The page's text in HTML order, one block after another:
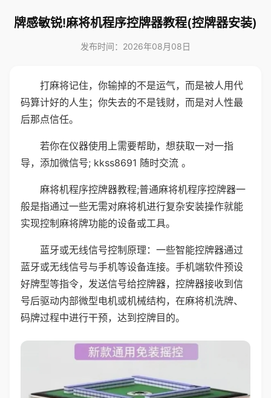
牌感敏锐!麻将机程序控牌器教程(控牌器安装)
发布时间：2026年08月08日
打麻将记住，你输掉的不是运气，而是被人用代
码算计好的人生；你失去的不是钱财，而是对人性最
后那点信任。
若你在仪器使用上需要帮助，想获取一对一指
导，添加微信号; kkss8691 随时交流 。
麻将机程序控牌器教程;普通麻将机程序控牌器一
般是指通过一些无需对麻将机进行复杂安装操作就能
实现控制麻将牌功能的设备或工具。
蓝牙或无线信号控制原理：一些智能控牌器通过
蓝牙或无线信号与手机等设备连接。手机端软件预设
好牌型等指令，发送信号给控牌器，控牌器接收到信
号后驱动内部微型电机或机械结构，在麻将机洗牌、
码牌过程中进行干预，达到控牌目的。